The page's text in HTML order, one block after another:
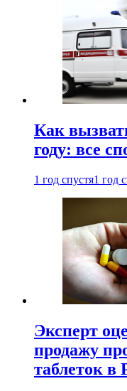
Как
году: все
1 год спустя1 год
Эксперт
продажу
таблеток в